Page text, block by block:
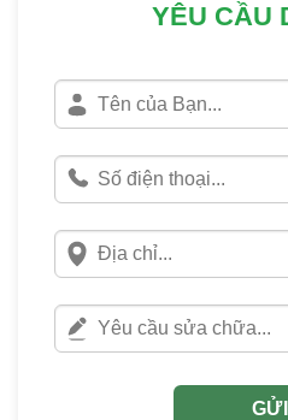
YÊU CẦU
GỬI